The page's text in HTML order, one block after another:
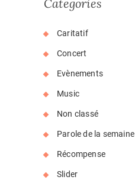
Categories
Caritatif
Concert
Evènements
Music
Non classé
Parole de la semaine
Récompense
Slider